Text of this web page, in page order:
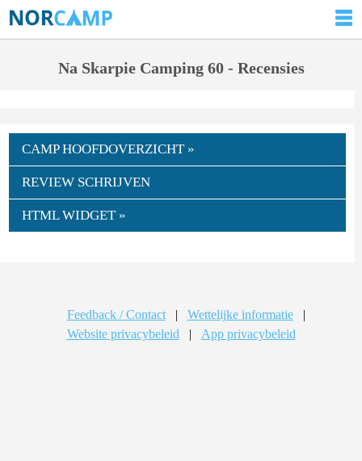
Na Skarpie Camping 60 - Recensies
CAMP HOOFDOVERZICHT »
REVIEW SCHRIJVEN
HTML WIDGET »
Feedback / Contact | Wettelijke informatie
|
Website privacybeleid
| App privacybeleid